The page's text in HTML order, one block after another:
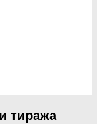
тиража